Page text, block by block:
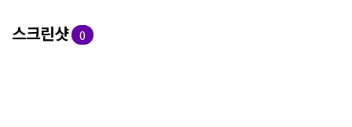
스크린샷 0